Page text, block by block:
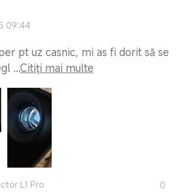
09:44
pt uz casnic, mi as fi dorit să se
...Citiți mai multe
L1 Pro 0